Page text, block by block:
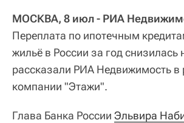
МОСКВА, 8 июл - РИА
Переплата по ипотечным
жильё в России за год снизилась
рассказали РИА Недвижимость в
компании "Этажи".
Глава Банка России Эльвира